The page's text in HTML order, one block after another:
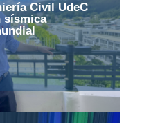
Civil UdeC
sísmica